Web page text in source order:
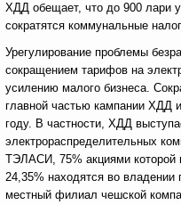
ХДД обещает, что до 900 лари
сократятся коммунальные
Урегулирование проблемы
сокращением тарифов на
усилению малого бизнеса.
главной частью кампании ХДД
году. В частности, ХДД
электрораспределительных
ТЭЛАСИ, 75% акциями которой
24,35% находятся во владении
местный филиал чешской